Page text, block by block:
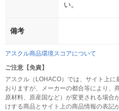
い。
備考
アスクル商品環境スコアについて
ご注意【免責】
アスクル（LOHACO）では、サイト上
おりますが、メーカーの都合等により、
原材料、原産国など）が変更される場合
けする商品とサイト上の商品情報の表記